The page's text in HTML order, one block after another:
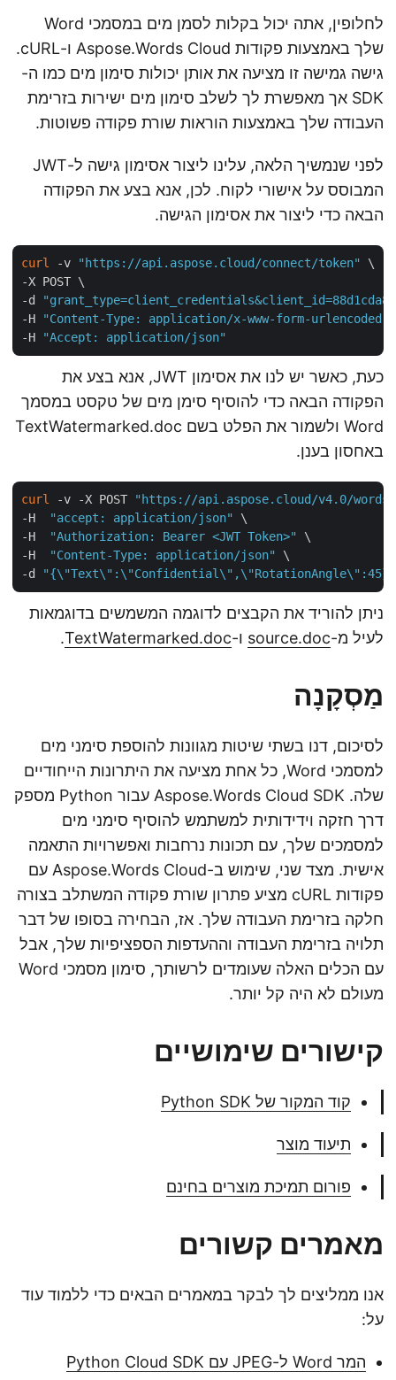
לחלופין, אתה יכול בקלות לסמן מים במסמכי Word
שלך באמצעות פקודות Aspose.Words Cloud ו-cURL.
גישה גמישה זו מציעה את אותן יכולות סימון מים כמו ה-
SDK אך מאפשרת לך לשלב סימון מים ישירות בזרימת
העבודה שלך באמצעות הוראות שורת פקודה פשוטות.
לפני שנמשיך הלאה, עלינו ליצור אסימון גישה ל-JWT
המבוסס על אישורי לקוח. לכן, אנא בצע את הפקודה
הבאה כדי ליצור את אסימון הגישה.
curl -v "https://api.aspose.cloud/connect/token" \
-X POST \
-d "grant_type=client_credentials&client_id=88d1cda8-
-H "Content-Type: application/x-www-form-
-H "Accept: application/json"
כעת, כאשר יש לנו את אסימון JWT, אנא בצע את
הפקודה הבאה כדי להוסיף סימן מים של טקסט במסמך
Word ולשמור את הפלט בשם TextWatermarked.doc
באחסון בענן.
curl -v -X POST "https://api.aspose.cloud/v4.0/words/
-H "accept: application/json" \
-H "Authorization: Bearer <JWT Token>" \
-H "Content-Type: application/json" \
-d
ניתן להוריד את הקבצים לדוגמה המשמשים בדוגמאות
לעיל מ-source.docו-TextWatermarked.doc
.
מַסְקָנָה
לסיכום, דנו בשתי שיטות מגוונות להוספת סימני מים
למסמכי Word, כל אחת מציעה את היתרונות הייחודיים
שלה. Aspose.Words Cloud SDK עבור Python מספק
דרך חזקה וידידותית למשתמש להוסיף סימני מים
למסמכים שלך, עם תכונות נרחבות ואפשרויות התאמה
אישית. מצד שני, שימוש ב-Aspose.Words Cloud עם
פקודות cURL מציע פתרון שורת פקודה המשתלב בצורה
חלקה בזרימת העבודה שלך. אז, הבחירה בסופו של דבר
תלויה בזרימת העבודה וההעדפות הספציפיות שלך, אבל
עם הכלים האלה שעומדים לרשותך, סימון מסמכי Word
מעולם לא היה קל יותר.
קישורים שימושיים
קוד המקור של Python SDK
תיעוד מוצר
פורום תמיכת מוצרים בחינם
מאמרים קשורים
אנו ממליצים לך לבקר במאמרים הבאים כדי ללמוד עוד
על:
המר Word ל-JPEG עם Python Cloud SDK